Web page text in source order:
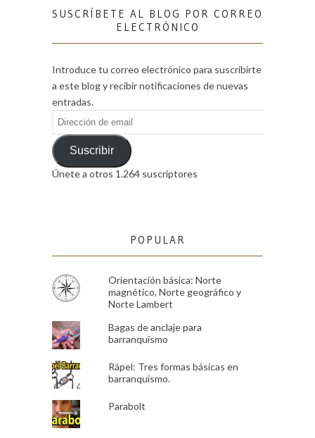
SUSCRÍBETE AL BLOG POR CORREO
ELECTRÓNICO
Introduce tu correo electrónico para suscribirte
a este blog y recibir notificaciones de nuevas
entradas.
Dirección
de
emailSuscribir
Únete a otros 1.264 suscriptores
POPULAR
Orientación básica: Norte
magnético, Norte geográfico y
Norte Lambert
Bagas de anclaje para
barranquismo
Rápel: Tres formas básicas en
barranquismo.
Parabolt